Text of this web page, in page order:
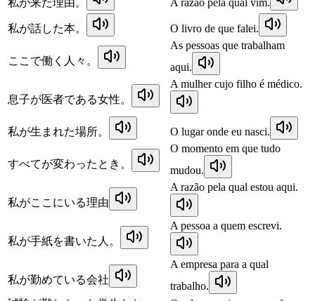
私が話した本。 O livro de que falei.
ここで働く人々。
As pessoas que trabalham
aqui.
息子が医者である女性。
A mulher cujo filho é médico.
私が生まれた場所。 O lugar onde eu nasci.
すべてが変わったとき。
O momento em que tudo
mudou.
私がここにいる理由
A razão pela qual estou aqui.
私が手紙を書いた人。
A pessoa a quem escrevi.
私が勤めている会社
A empresa para a qual
trabalho.